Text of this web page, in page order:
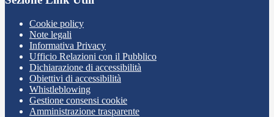
Cookie policy
Note legali
Informativa Privacy
Ufficio Relazioni con il Pubblico
Dichiarazione di accessibilità
Obiettivi di accessibilità
Whistleblowing
Gestione consensi cookie
Amministrazione trasparente